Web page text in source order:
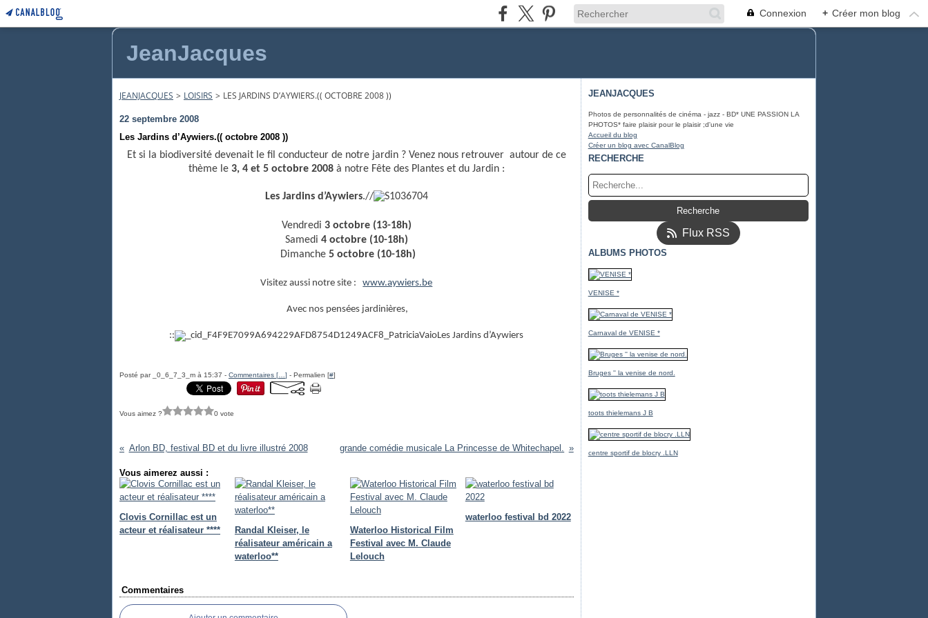
Connexion + Créer mon blog
JeanJacques
JEANJACQUES > LOISIRS > LES JARDINS D’AYWIERS.(( OCTOBRE 2008 ))
22 septembre 2008
Les Jardins d’Aywiers.(( octobre 2008 ))
Et si la biodiversité devenait le fil conducteur de notre jardin ? Venez nous retrouver autour de ce
thème le 3, 4 et 5 octobre 2008à notre Fête des Plantes et du Jardin :
Les Jardins d’Aywiers.//
Vendredi 3 octobre (13-18h)
Samedi 4 octobre (10-18h)
Dimanche 5 octobre (10-18h)
Visitez aussi notre site : www.aywiers.be
Avec nos pensées jardinières,
:: Les Jardins d’Aywiers
Posté par _0_6_7_3_m à 15:37 - Commentaires [ ] - Permalien [#]
Vous aimez ? 0 vote
Arlon BD, festival BD et du livre illustré 2008 grande comédie musicale La Princesse de Whitechapel.
Vous aimerez aussi :
Clovis Cornillac est un
acteur et réalisateur ****
Randal Kleiser, le
réalisateur américain a
waterloo**
Waterloo Historical Film
Festival avec M. Claude
Lelouch
waterloo festival bd 2022
Commentaires
JEANJACQUES
Photos de personnalités de cinéma - jazz - BD* UNE PASSION LA
PHOTOS* faire plaisir pour le plaisir ;d'une vie
Accueil du blog
Créer un blog avec CanalBlog
RECHERCHE
Flux RSS
ALBUMS PHOTOS
VENISE *
Carnaval de VENISE *
Bruges '' la venise de nord.
toots thielemans J B
centre sportif de blocry .LLN